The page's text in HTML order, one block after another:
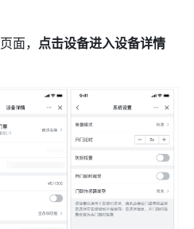
页面， 点击设备进入设备详情